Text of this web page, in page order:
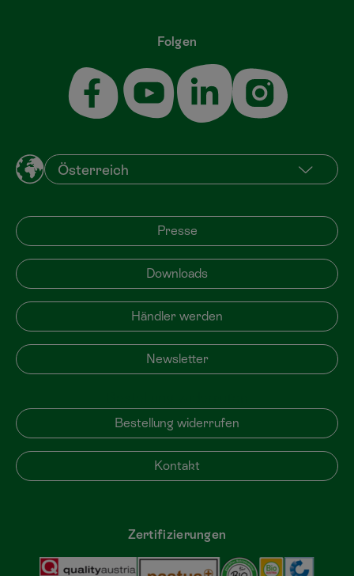
Folgen
Presse
Downloads
Händler werden
Newsletter
Bestellung widerrufen
Kontakt
Zertifizierungen